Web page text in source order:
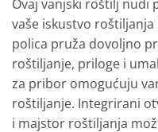
Ovaj vanjski roštilj nudi
vaše iskustvo
polica pruža dovoljno
roštiljanje, priloge i
za pribor omogućuju
roštiljanje. Integrirani
i majstor roštiljanja